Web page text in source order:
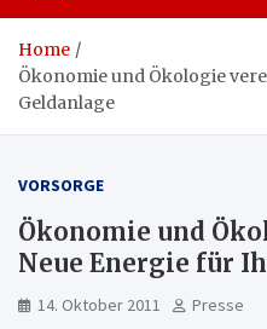
Home
Ökonomie und Ökologie
Geldanlage
VORSORGE
Ökonomie und
Neue Energie für
14. Oktober 2011 Presse